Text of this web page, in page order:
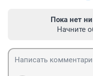
Пока нет
Начните